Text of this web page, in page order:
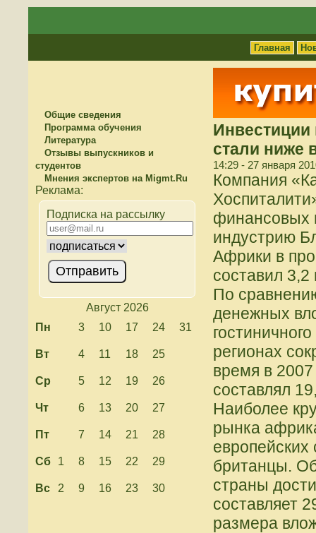
Главная
Общие сведения
Программа обучения
Литература
Отзывы выпускников и
студентов
Мнения экспертов на Migmt.Ru
Подписка на рассылку
Август 2026
Пн
3 10 17 24 31
Вт 4 11 18 25
Ср 5 12 19 26
Чт 6 13 20 27
Пт 7 14 21 28
Сб 1 8 15 22 29
Вс 2 9 16 23 30
Инвестиции
стали ниже
14:29 - 27 января
Компания
финансовых
индустрию
Африки в
составил
По
денежных
регионах
время в 2007
составлял
Наиболее
рынка
европейских
британцы.
страны
составляет
размера